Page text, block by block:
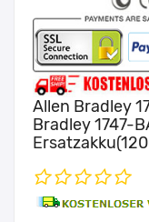
Allen Bradley
Bradley 1747-